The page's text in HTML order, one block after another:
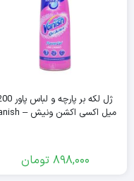
ژل لکه بر پارچه و
میل اکسی اکشن ونیش – vanish
898,000 تومان